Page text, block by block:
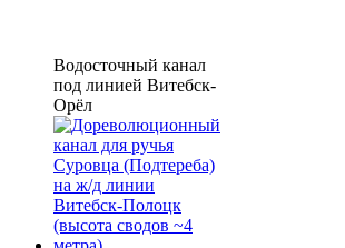
Водосточный канал
под линией Витебск-
Орёл